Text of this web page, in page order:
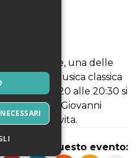
spirituale, una delle
della musica classica
8 aprile 2020 alle 20:30 si
Mater di Giovanni
del Caravita.
Condividi questo evento: